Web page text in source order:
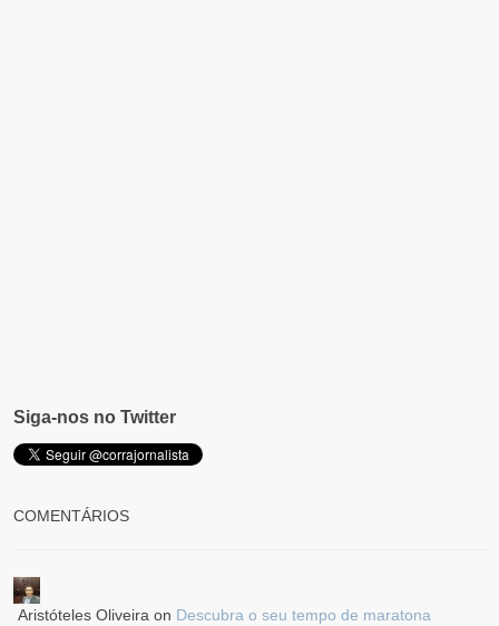
Siga-nos no Twitter
COMENTÁRIOS
Aristóteles Oliveira on Descubra o seu tempo de maratona